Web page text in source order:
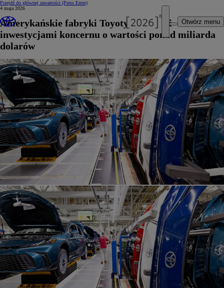
Przejdź do głównej zawartości (Press Enter)
Otwórz menu
4 maja 2026
Amerykańskie fabryki Toyoty z nowymi
inwestycjami koncernu o wartości ponad miliarda
dolarów